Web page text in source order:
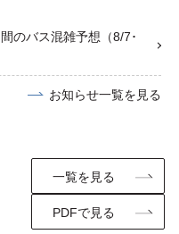
のバス混雑予想（8/7･
お知らせ一覧を見る
一覧を見る
PDFで見る